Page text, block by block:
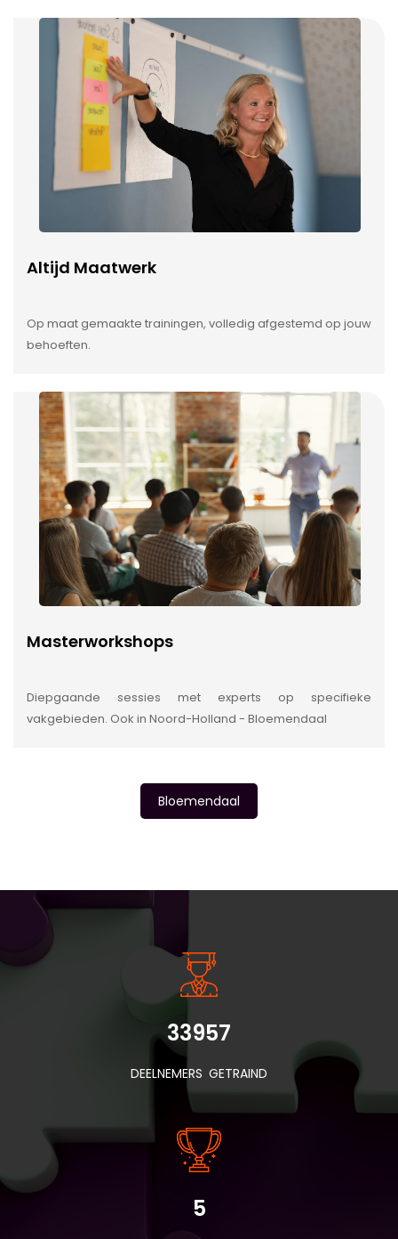
Altijd Maatwerk
Op maat gemaakte trainingen, volledig afgestemd op jouw
behoeften.
Masterworkshops
Diepgaande sessies met experts op specifieke
vakgebieden. Ook in Noord-Holland - Bloemendaal
Bloemendaal
INSIDE INFORMATIE
33957
DEELNEMERS GETRAIND
5